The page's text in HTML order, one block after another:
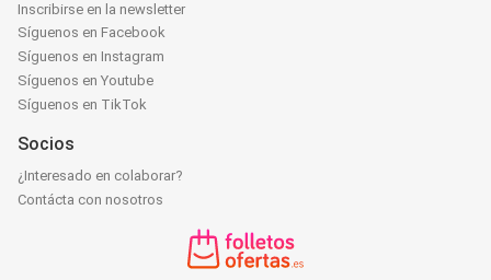
Inscribirse en la newsletter
Síguenos en Facebook
Síguenos en Instagram
Síguenos en Youtube
Síguenos en TikTok
Socios
¿Interesado en colaborar?
Contácta con nosotros